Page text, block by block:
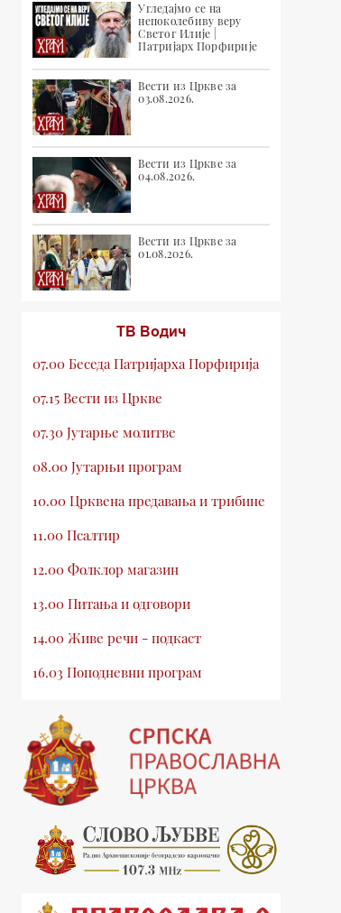
Угледајмо се на
непоколебиву веру
Светог Илије |
Патријарх Порфирије
Вести из Цркве за
03.08.2026.
Вести из Цркве за
04.08.2026.
Вести из Цркве за
01.08.2026.
ТВ Водич
07.00 Беседа Патријарха Порфирија
07.15 Вести из Цркве
07.30 Јутарње молитве
08.00 Јутарњи програм
10.00 Црквена предавања и трибине
11.00 Псалтир
12.00 Фолклор магазин
13.00 Питања и одговори
14.00 Живе речи - подкаст
16.03 Поподневни програм
19.03 Млади у Цркви
19.30 Вечерње молитве
20.00 Вести из Цркве
20.15 Реч архијереја
20.30 Хроника Архиепископије